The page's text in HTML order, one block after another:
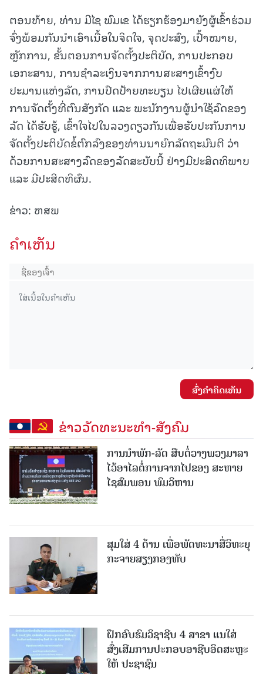
ຕອນທ້າຍ, ທ່ານ ມີໄຊ ພົມເຂ ໄດ້ຮຽກຮ້ອງມາຍັງຜູ້ເຂົ້າຮ່ວມ
ຈົ່ງພ້ອມກັນນຳເອົາເນື້ອໃນຈິດໃຈ, ຈຸດປະສົງ, ເປົ້າໝາຍ,
ຫຼັກການ, ຂັ້ນຕອນການຈັດຕັ້ງປະຕິບັດ, ການປະກອບ
ເອກະສານ, ການຊຳລະເງິນຈາກການສະສາງເຂົ້າງົບ
ປະມານແຫ່ງລັດ, ການປົດປ້າຍທະບຽນ ໄປເຜີຍແຜ່ໃຫ້
ການຈັດຕັ້ງທີ່ຕົນສັງກັດ ແລະ ພະນັກງານຜູ້ນຳໃຊ້ລົດຂອງ
ລັດ ໄດ້ຮັບຮູ້, ເຂົ້າໃຈໄປໃນລວງດຽວກັນເພື່ອຮັບປະກັນການ
ຈັດຕັ້ງປະຕິບັດຂໍ້ຕົກລົງຂອງທ່ານນາຍົກລັດຖະມົນຕີ ວ່າ
ດ້ວຍການສະສາງລົດຂອງລັດສະບັບນີ້ ຢ່າງມີປະສິດທິພາບ
ແລະ ມີປະສິດທິຜົນ.
ຂ່າວ: ຫສພ
ຄໍາເຫັນ
ສົ່ງຄໍາຄິດເຫັນ
ຂ່າວວັດທະນະທຳ-ສັງຄົມ
ການນໍາພັກ-ລັດ ສືບຕໍ່ວາງພວງມາລາ
ໄວ້ອາໄລຕໍ່ການຈາກໄປຂອງ ສະຫາຍ
ໄຊສົມພອນ ພົມວິຫານ
ສຸມໃສ່ 4 ດ້ານ ເພື່ອພັດທະນາສື່ວິທະຍຸ
ກະຈາຍສຽງກອງທັບ
ຝຶກອົບຮົມວິຊາຊີບ 4 ສາຂາ ແນໃສ່
ສົ່ງເສີມການປະກອບອາຊີບອິດສະຫຼະ
ໃຫ້ ປະຊາຊົນ